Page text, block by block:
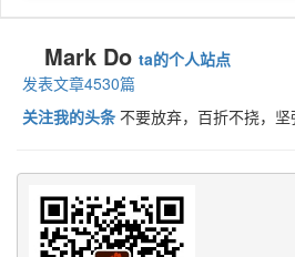
Mark Do ta的个人站点
发表文章4530篇
关注我的头条 不要放弃，百折不挠，坚